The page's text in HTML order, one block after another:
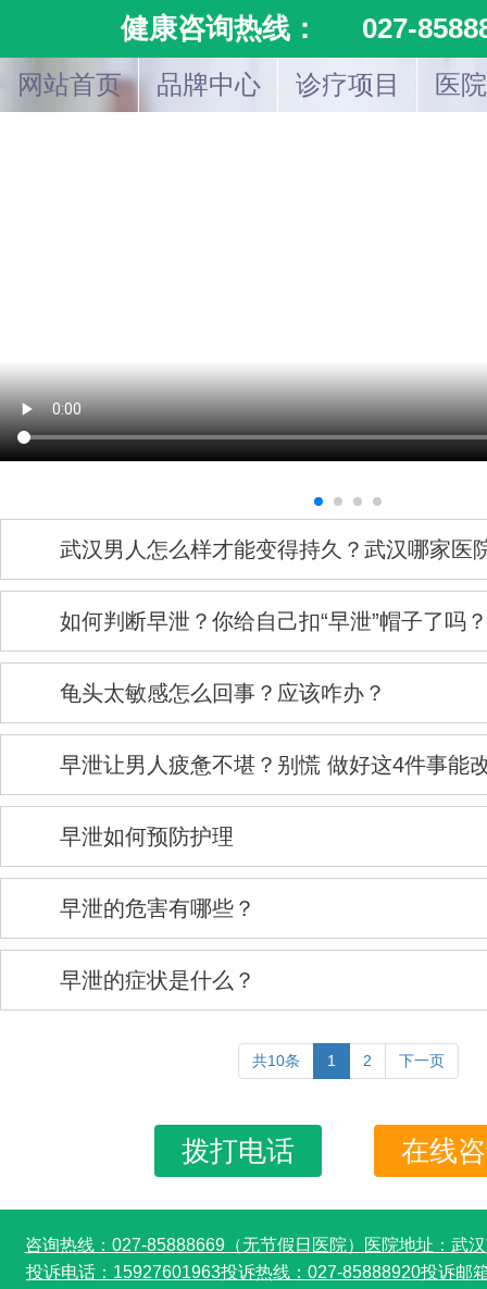
网站首页 品牌中心 诊疗项目 医
武汉男人怎么样才能变得持久？武汉哪家医
如何判断早泄？你给自己扣“早泄”帽子了吗？
龟头太敏感怎么回事？应该咋办？
早泄让男人疲惫不堪？别慌 做好这4件事能
早泄如何预防护理
早泄的危害有哪些？
早泄的症状是什么？
共10条 1 2 下一页
拨打电话 在线
咨询热线：027-85888669（无节假日医院）
医院地址：武
投诉电话：15927601963投诉热线：027-85888920投诉邮
健康咨询热线： 027-